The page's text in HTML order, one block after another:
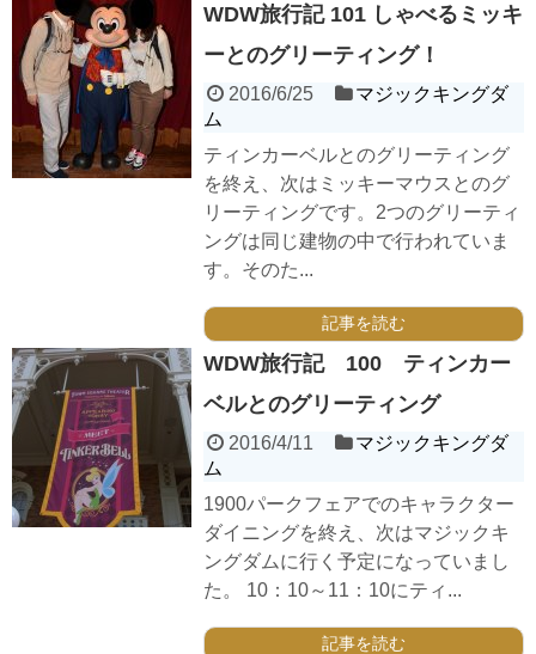
WDW旅行記 101 しゃべるミッキ
ーとのグリーティング！
2016/6/25
マジックキングダ
ム
ティンカーベルとのグリーティング
を終え、次はミッキーマウスとのグ
リーティングです。2つのグリーティ
ングは同じ建物の中で行われていま
す。そのた...
記事を読む
WDW旅行記 100 ティンカー
ベルとのグリーティング
2016/4/11
マジックキングダ
ム
1900パークフェアでのキャラクター
ダイニングを終え、次はマジックキ
ングダムに行く予定になっていまし
た。 10：10～11：10にティ...
記事を読む